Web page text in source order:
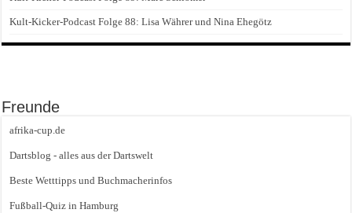
Kult-Kicker-Podcast Folge 88: Lisa Währer und Nina Ehegötz
Freunde
afrika-cup.de
Dartsblog - alles aus der Dartswelt
Beste Wetttipps und Buchmacherinfos
Fußball-Quiz in Hamburg